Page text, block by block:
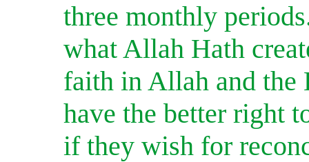
three monthly
what Allah Hath
faith in Allah and the
have the better right
if they wish for